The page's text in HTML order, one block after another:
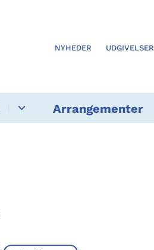
NYHEDER UDGIVELSER
Arrangementer